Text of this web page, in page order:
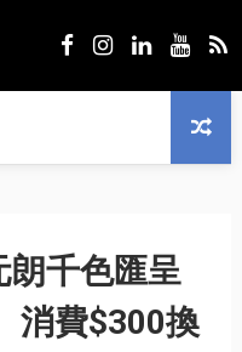
朗千色匯呈
消費$300換